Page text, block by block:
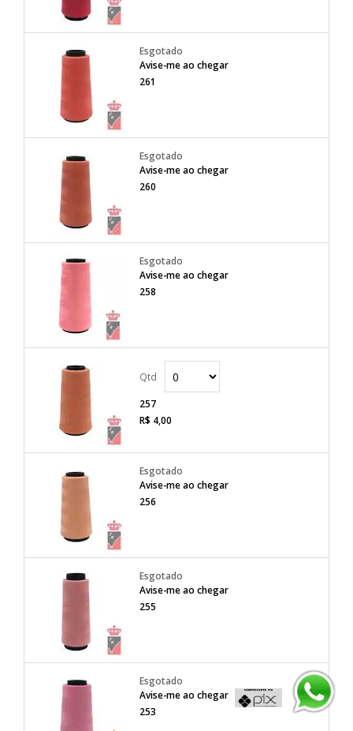
Avise-me ao chegar
261
Avise-me ao chegar
260
Avise-me ao chegar
258
257
R$ 4,00
Avise-me ao chegar
256
Avise-me ao chegar
255
Avise-me ao chegar
253